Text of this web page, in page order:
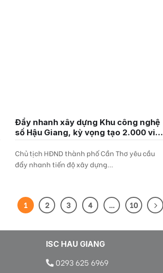
Đẩy nhanh xây dựng Khu công nghệ
số Hậu Giang, kỳ vọng tạo 2.000 việc
làm
Chủ tịch HĐND thành phố Cần Thơ yêu cầu
đẩy nhanh tiến độ xây dựng...
1 2 3 4 … 10
ISC HAU GIANG
0293 625 6969